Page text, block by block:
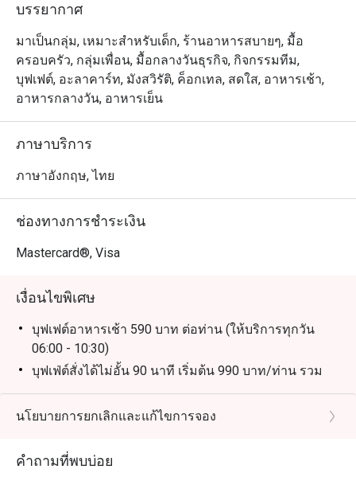
ดีเจทุกคืนวันพุธ และ วงดนตรีสดทุกคืนวันศุกร์และเสาร์
บรรยากาศ
มาเป็นกลุ่ม, เหมาะสำหรับเด็ก, ร้านอาหารสบายๆ, มื้อ
ครอบครัว, กลุ่มเพื่อน, มื้อกลางวันธุรกิจ, กิจกรรมทีม,
บุฟเฟต์, อะลาคาร์ท, มังสวิรัติ, ค็อกเทล, สดใส, อาหารเช้า,
อาหารกลางวัน, อาหารเย็น
ภาษาบริการ
ภาษาอังกฤษ, ไทย
ช่องทางการชำระเงิน
Mastercard®, Visa
เงื่อนไขพิเศษ
บุฟเฟต์อาหารเช้า 590 บาท ต่อท่าน (ให้บริการทุกวัน
06:00 - 10:30)
บุฟเฟ่ต์สั่งได้ไม่อั้น 90 นาที เริ่มต้น 990 บาท/ท่าน รวม
เมนูไฮไลต์พรีเมียม 1 รายการ + บุฟเฟ่ต์อาลาคาร์ตไม่อั้น
และโคล่าเติมฟรี (ให้บริการเวลา 11:00 – 14:00 น. และ
สุดท้าย 21:30 น.) หรือ 11:00 – 14:00 น. และ 17:00 –
23:30 น. (วันศุกร์ – วันเสาร์, รับออเดอร์สุดท้าย 23:00 น.)
นโยบายการยกเลิกและแก้ไขการจอง
คำถามที่พบบ่อย